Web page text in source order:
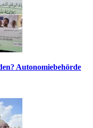
Autonomiebehörde